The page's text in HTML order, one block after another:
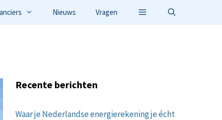
Nieuws Vragen
Recente berichten
Waar je Nederlandse energierekening je écht